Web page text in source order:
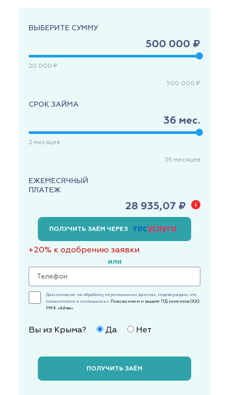
ВЫБЕРИТЕ СУММУ
500 000 ₽
20 000 ₽
500 000 ₽
СРОК ЗАЙМА
36 мес.
2 месяцев
36 месяцев
ЕЖЕМЕСЯЧНЫЙ
ПЛАТЕЖ
28 935,07 ₽
ПОЛУЧИТЬ ЗАЁМ ЧЕРЕЗ
+20% к одобрению заявки
или
Даю согласие на обработку персональных данных, подтверждаю, что
ознакомился и соглашаюсь с Положением о защите ПД клиентов ООО
МКК «Айва»
Вы из Крыма? Да Нет
ПОЛУЧИТЬ ЗАЁМ